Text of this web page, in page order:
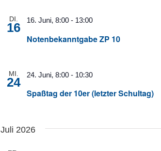
DI.
16
Notenbekanntgabe ZP 10
16. Juni, 8:00- 13:00
MI.
24
Spaßtag der 10er (letzter Schultag)
24. Juni, 8:00- 10:30
Juli 2026